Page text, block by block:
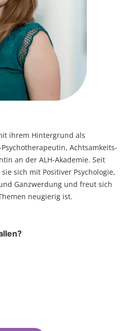
ihrem Hintergrund als
Achtsamkeits-
an der ALH-Akademie. Seit
sich mit Positiver Psychologie,
Ganzwerdung und freut sich
neugierig ist.